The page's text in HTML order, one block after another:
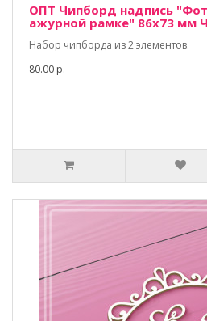
ОПТ Чипборд надпись
ажурной рамке" 86х73 мм
Набор чипборда из 2 элементов.
80.00 р.